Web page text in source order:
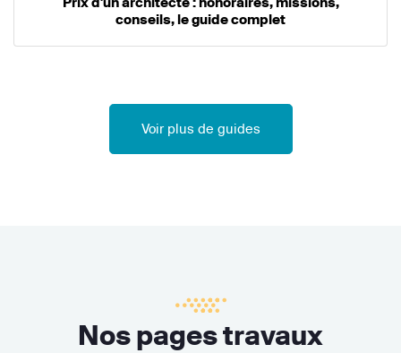
conseils, le guide complet
Voir plus de guides
Nos pages travaux